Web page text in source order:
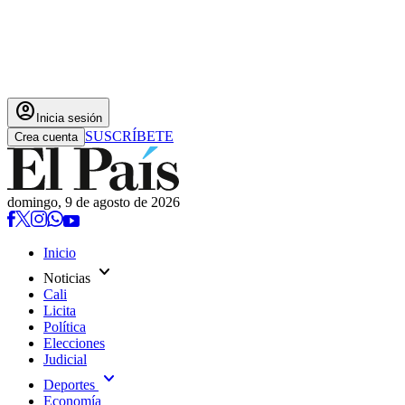
account_circle Inicia sesión
Crea cuenta SUSCRÍBETE
domingo, 9 de agosto de 2026
Inicio
Noticias expand_more
Cali
Licita
Política
Elecciones
Judicial
Deportes expand_more
Economía